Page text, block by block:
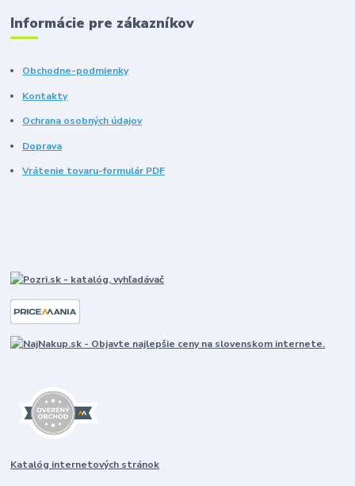
Informácie pre zákazníkov
Obchodne-podmienky
Kontakty
Ochrana osobných údajov
Doprava
Vrátenie tovaru-formulár PDF
Katalóg internetových stránok